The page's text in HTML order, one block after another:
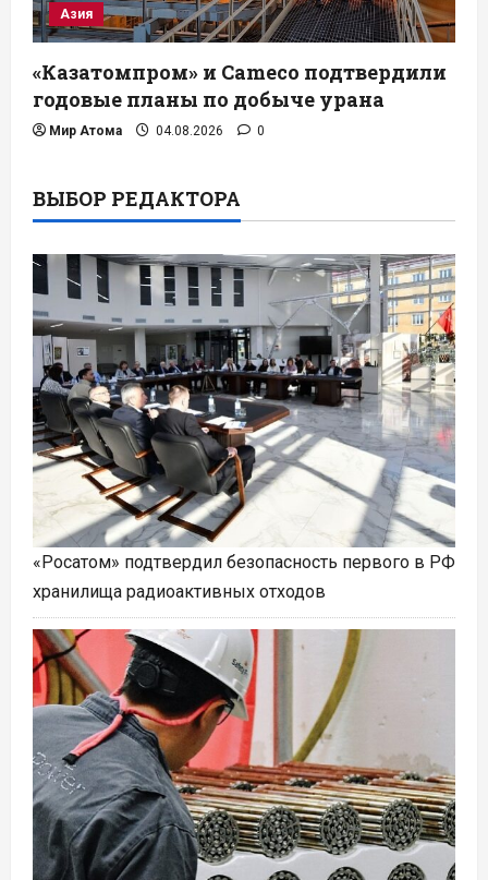
Азия
«Казатомпром» и Cameco подтвердили
годовые планы по добыче урана
Мир Атома 04.08.2026 0
ВЫБОР РЕДАКТОРА
«Росатом» подтвердил безопасность первого в РФ
хранилища радиоактивных отходов